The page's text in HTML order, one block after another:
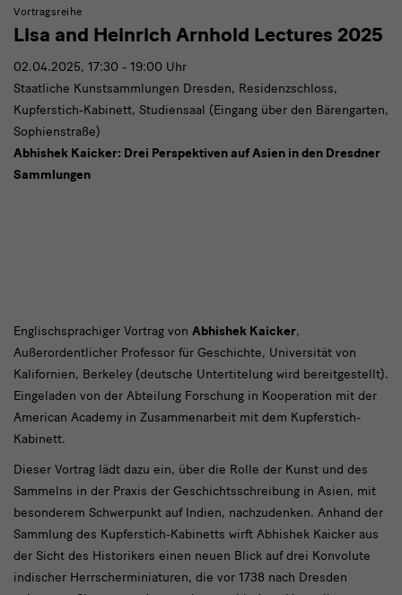
Vortragsreihe
Lisa and Heinrich Arnhold Lectures 2025
02.04.2025, 17:30 - 19:00 Uhr
Staatliche Kunstsammlungen Dresden, Residenzschloss,
Kupferstich-Kabinett, Studiensaal (Eingang über den Bärengarten,
Sophienstraße)
Abhishek Kaicker: Drei Perspektiven auf Asien in den Dresdner
Sammlungen
Lisa
and
Heinrich
Arnhold
Lecture
2025
Englischsprachiger Vortrag von Abhishek Kaicker,
Außerordentlicher Professor für Geschichte, Universität von
Kalifornien, Berkeley (deutsche Untertitelung wird bereitgestellt).
Eingeladen von der Abteilung Forschung in Kooperation mit der
American Academy in Zusammenarbeit mit dem Kupferstich-
Kabinett.
Dieser Vortrag lädt dazu ein, über die Rolle der Kunst und des
Sammelns in der Praxis der Geschichtsschreibung in Asien, mit
besonderem Schwerpunkt auf Indien, nachzudenken. Anhand der
Sammlung des Kupferstich-Kabinetts wirft Abhishek Kaicker aus
der Sicht des Historikers einen neuen Blick auf drei Konvolute
indischer Herrscherminiaturen, die vor 1738 nach Dresden